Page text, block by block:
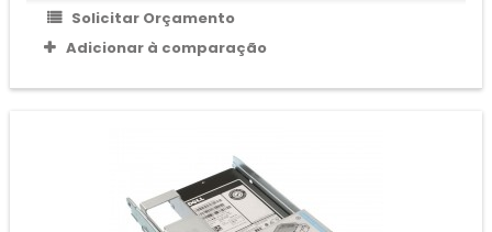
Solicitar Orçamento
Adicionar à comparação